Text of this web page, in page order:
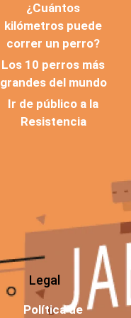
¿Cuántos
kilómetros puede
correr un perro?
Los 10 perros más
grandes del mundo
Ir de público a la
Resistencia
Legal
Política de